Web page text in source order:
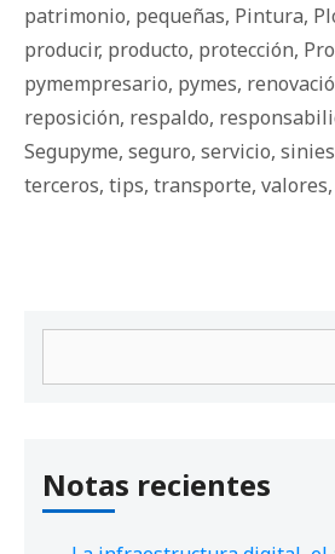
patrimonio, pequeñas, Pintura,
producir, producto, protección,
pymempresario, pymes,
reposición, respaldo,
Segupyme, seguro, servicio,
terceros, tips, transporte, valores,
Notas recientes